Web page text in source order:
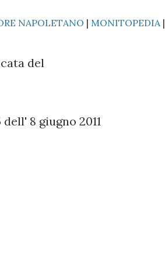
NAPOLETANO | MONITOPEDIA|
del
8 giugno 2011